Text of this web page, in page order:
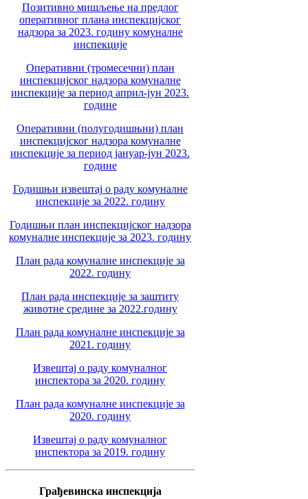
Позитивно мишљење на предлог
оперативног плана инспекцијског
надзора за 2023. годину комуналне
инспекције
Оперативни (тромесечни) план
инспекцијског надзора комуналне
инспекције за период април-јун 2023.
године
Оперативни (полугодишњни) план
инспекцијског надзора комуналне
инспекције за период јануар-јун 2023.
године
Годишњи извештај о раду комуналне
инспекције за 2022. годину
Годишњи план инспекцијског надзора
комуналне инспекције за 2023. годину
План рада комуналне инспекције за
2022. годину
План рада инспекције за заштиту
животне средине за 2022.годину
План рада комуналне инспекције за
2021. годину
Извештај о раду комуналног
инспектора за 2020. годину
План рада комуналне инспекције за
2020. годину
Извештај о раду комуналног
инспектора за 2019. годину
Грађевинска инспекција